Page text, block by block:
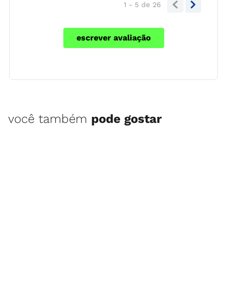
1 - 5 de 26
escrever avaliação
você também pode gostar